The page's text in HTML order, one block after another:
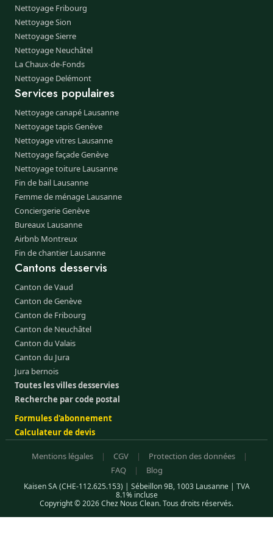
Nettoyage Fribourg
Nettoyage Sion
Nettoyage Sierre
Nettoyage Neuchâtel
La Chaux-de-Fonds
Nettoyage Delémont
Services populaires
Nettoyage canapé Lausanne
Nettoyage tapis Genève
Nettoyage vitres Lausanne
Nettoyage façade Genève
Nettoyage toiture Lausanne
Fin de bail Lausanne
Femme de ménage Lausanne
Conciergerie Genève
Bureaux Lausanne
Airbnb Montreux
Fin de chantier Lausanne
Cantons desservis
Canton de Vaud
Canton de Genève
Canton de Fribourg
Canton de Neuchâtel
Canton du Valais
Canton du Jura
Jura bernois
Toutes les villes desservies
Recherche par code postal
Formules d'abonnement
Calculateur de devis
Mentions légales | CGV | Protection des données
|
FAQ
| Blog
Kaisen SA (CHE-112.625.153) | Sébeillon 9B, 1003 Lausanne | TVA
8.1% incluse
Copyright © 2026 Chez Nous Clean. Tous droits réservés.